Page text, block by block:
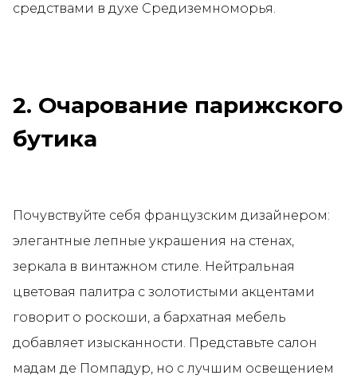
средствами в духе Средиземноморья.
2. Очарование парижского
бутика
Почувствуйте себя французским дизайнером:
элегантные лепные украшения на стенах,
зеркала в винтажном стиле. Нейтральная
цветовая палитра с золотистыми акцентами
говорит о роскоши, а бархатная мебель
добавляет изысканности. Представьте салон
мадам де Помпадур, но с лучшим освещением